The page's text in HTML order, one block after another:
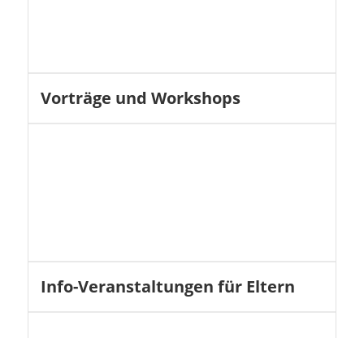
Vorträge und Workshops
Info-Veranstaltungen für Eltern